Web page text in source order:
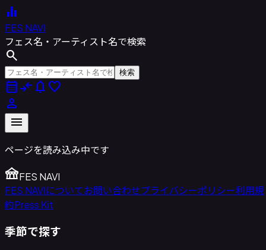
equalizer
FES NAVI
フェス名・アーティスト名で検索
search
検索
calendar_monthcompare_arrows notifications favorite
person
menu
ページを読み込み中です
festivalFES NAVI
FES NAVIについてお問い合わせプライバシーポリシー利用規
約Press Kit
季節で探す